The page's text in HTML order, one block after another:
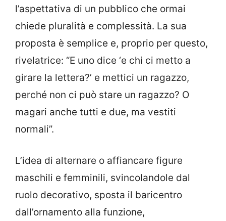
l’aspettativa di un pubblico che ormai
chiede pluralità e complessità. La sua
proposta è semplice e, proprio per questo,
rivelatrice: “E uno dice ‘e chi ci metto a
girare la lettera?’ e mettici un ragazzo,
perché non ci può stare un ragazzo? O
magari anche tutti e due, ma vestiti
normali”.
L’idea di alternare o affiancare figure
maschili e femminili, svincolandole dal
ruolo decorativo, sposta il baricentro
dall’ornamento alla funzione,